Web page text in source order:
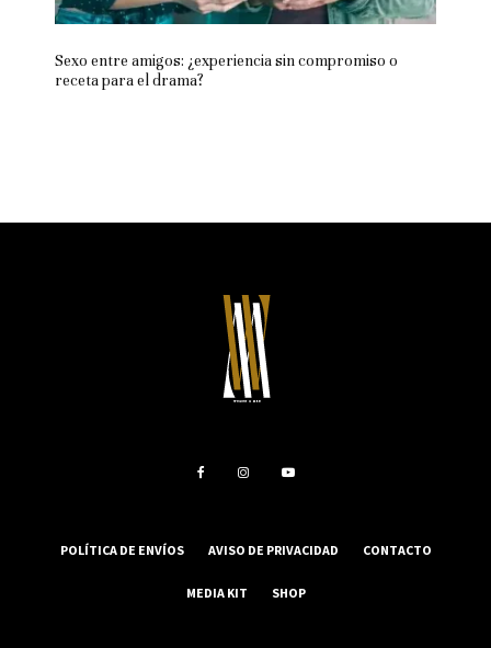
Sexo entre amigos: ¿experiencia sin compromiso o
receta para el drama?
POLÍTICA DE ENVÍOS AVISO DE PRIVACIDAD CONTACTO
MEDIA KIT SHOP